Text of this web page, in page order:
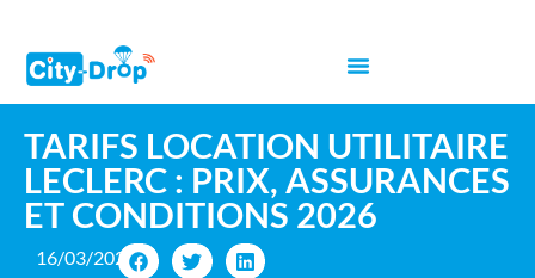
TARIFS LOCATION UTILITAIRE
LECLERC : PRIX, ASSURANCES
ET CONDITIONS 2026
16/03/2026